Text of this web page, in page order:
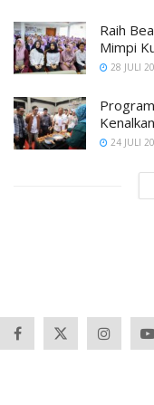
Raih
Mimpi
28 JULI
24 JULI